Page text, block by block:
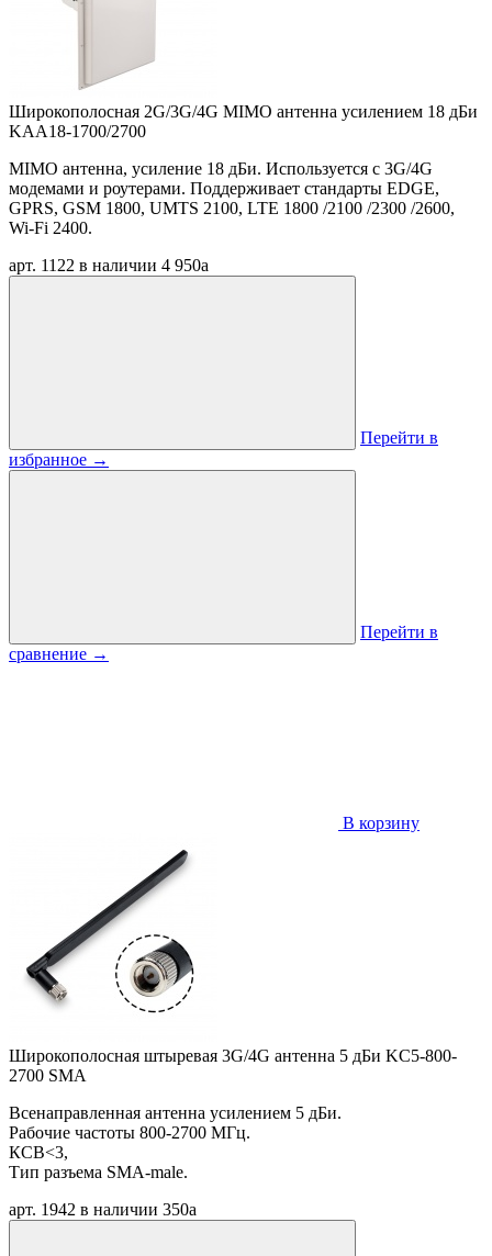
Широкополосная 2G/3G/4G MIMO антенна усилением 18 дБи
KAA18-1700/2700
MIMO антенна, усиление 18 дБи. Используется с 3G/4G
модемами и роутерами. Поддерживает стандарты EDGE,
GPRS, GSM 1800, UMTS 2100, LTE 1800 /2100 /2300 /2600,
Wi-Fi 2400.
арт. 1122 в наличии 4 950a
Перейти в
избранное →
Перейти в
сравнение →
В корзину
Широкополосная штыревая 3G/4G антенна 5 дБи KC5-800-
2700 SMA
Всенаправленная антенна усилением 5 дБи.
Рабочие частоты 800-2700 МГц.
КСВ<3,
Тип разъема SMA-male.
арт. 1942 в наличии 350a